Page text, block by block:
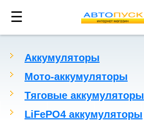
☰
Аккумуляторы
Мото-аккумуляторы
Тяговые аккумуляторы
LiFePO4 аккумуляторы